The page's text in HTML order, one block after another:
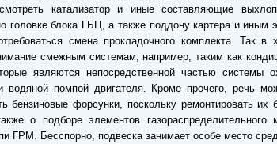
катализатор и иные составляющие
головке блока ГБЦ, а также поддону картера и иным
смена прокладочного комплекта. Так в
смежным системам, например, таким как
являются непосредственной частью системы
водяной помпой двигателя. Кроме прочего, речь
бензиновые форсунки, поскольку ремонтировать их
о подборе элементов газораспределительного
ГРМ. Бесспорно, подвеска занимает особе место